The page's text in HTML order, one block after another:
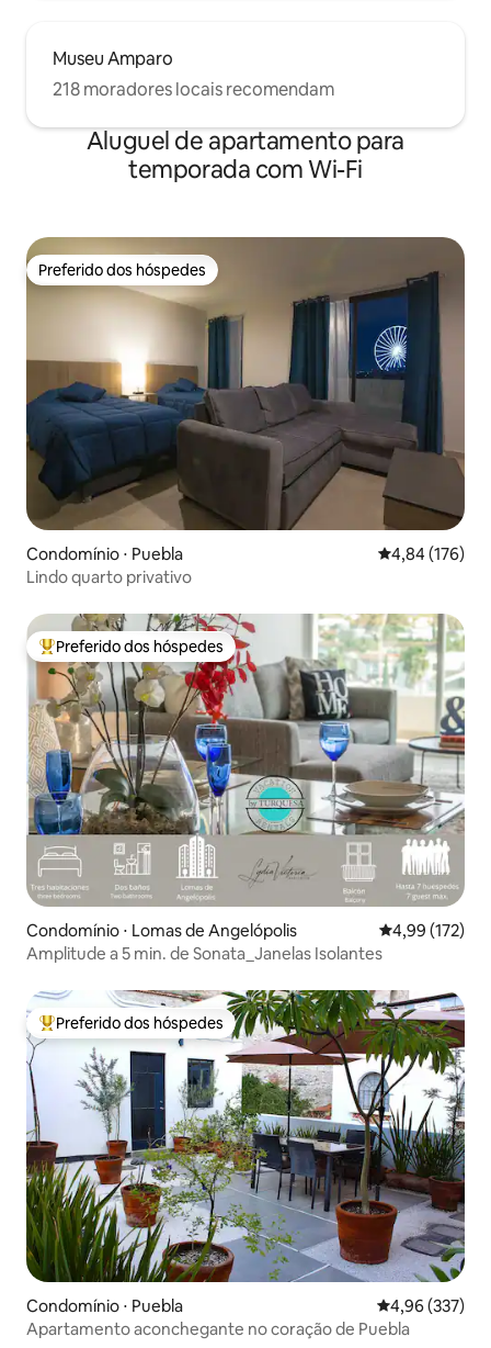
Museu Amparo
218 moradores locais recomendam
Aluguel de apartamento para
temporada com Wi-Fi
Preferido dos hóspedes
Preferido dos hóspedes
Condomínio ⋅ Puebla 4,84 de uma
4,84 (176)
Lindo quarto privativo
Entre os melhores preferidos dos hóspedes
Preferido dos hóspedes
Condomínio ⋅ Lomas de Angelópolis 4,99 de uma
4,99 (172)
Amplitude a 5 min. de Sonata_Janelas Isolantes
Entre os melhores preferidos dos hóspedes
Preferido dos hóspedes
Condomínio ⋅ Puebla 4,96 de uma
4,96 (337)
Apartamento aconchegante no coração de Puebla